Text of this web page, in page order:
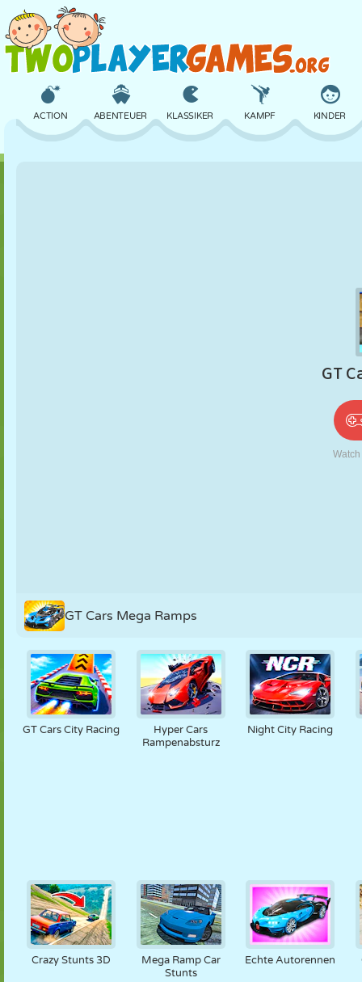
ACTION ABENTEUER KLASSIKER KAMPF KINDER
ROBOTER
GT Cars Mega Ramps
GT Cars City Racing
Hyper Cars
Rampenabsturz
Night City Racing
Crazy Stunts 3D
Mega Ramp Car
Stunts
Echte Autorennen